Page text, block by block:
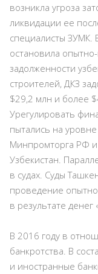
возникла угроза
ликвидации ее
специалисты ЗУМК.
остановила
задолженности
строителей, ДКЗ
$29,2 млн и более
Урегулировать
пытались на
Минпромторга РФ и
Узбекистан.
в судах. Суды
проведение
в результате
В 2016 году в
банкротства. В
и иностранные